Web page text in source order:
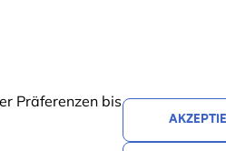
Präferenzen bis